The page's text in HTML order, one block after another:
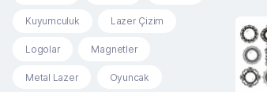
Kuyumculuk Lazer Çizim
Logolar Magnetler
Metal Lazer Oyuncak